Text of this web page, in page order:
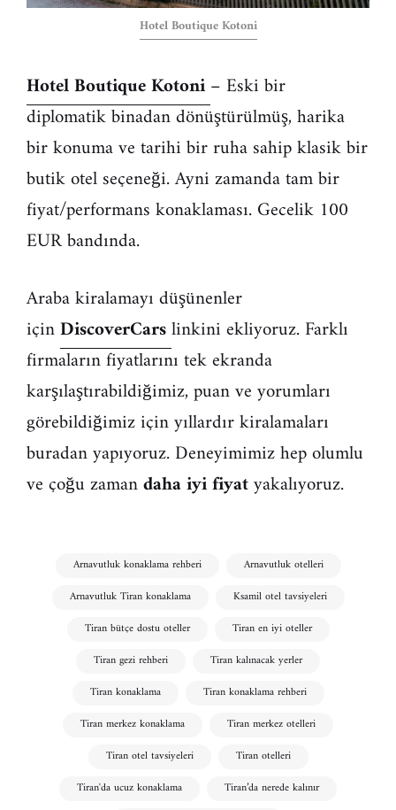
Hotel Boutique Kotoni
Hotel Boutique Kotoni– Eski bir
diplomatik binadan dönüştürülmüş, harika
bir konuma ve tarihi bir ruha sahip klasik bir
butik otel seçeneği. Ayni zamanda tam bir
fiyat/performans konaklaması. Gecelik 100
EUR bandında.
Araba kiralamayı düşünenler
içinDiscoverCarslinkini ekliyoruz. Farklı
firmaların fiyatlarını tek ekranda
karşılaştırabildiğimiz, puan ve yorumları
görebildiğimiz için yıllardır kiralamaları
buradan yapıyoruz. Deneyimimiz hep olumlu
ve çoğu zamandaha iyi fiyatyakalıyoruz.
Arnavutluk konaklama rehberi
Arnavutluk otelleri
Arnavutluk Tiran konaklama
Ksamil otel tavsiyeleri
Tiran bütçe dostu oteller
Tiran en iyi oteller
Tiran gezi rehberi
Tiran kalınacak yerler
Tiran konaklama
Tiran konaklama rehberi
Tiran merkez konaklama
Tiran merkez otelleri
Tiran otel tavsiyeleri
Tiran otelleri
Tiran'da ucuz konaklama
Tiran’da nerede kalınır